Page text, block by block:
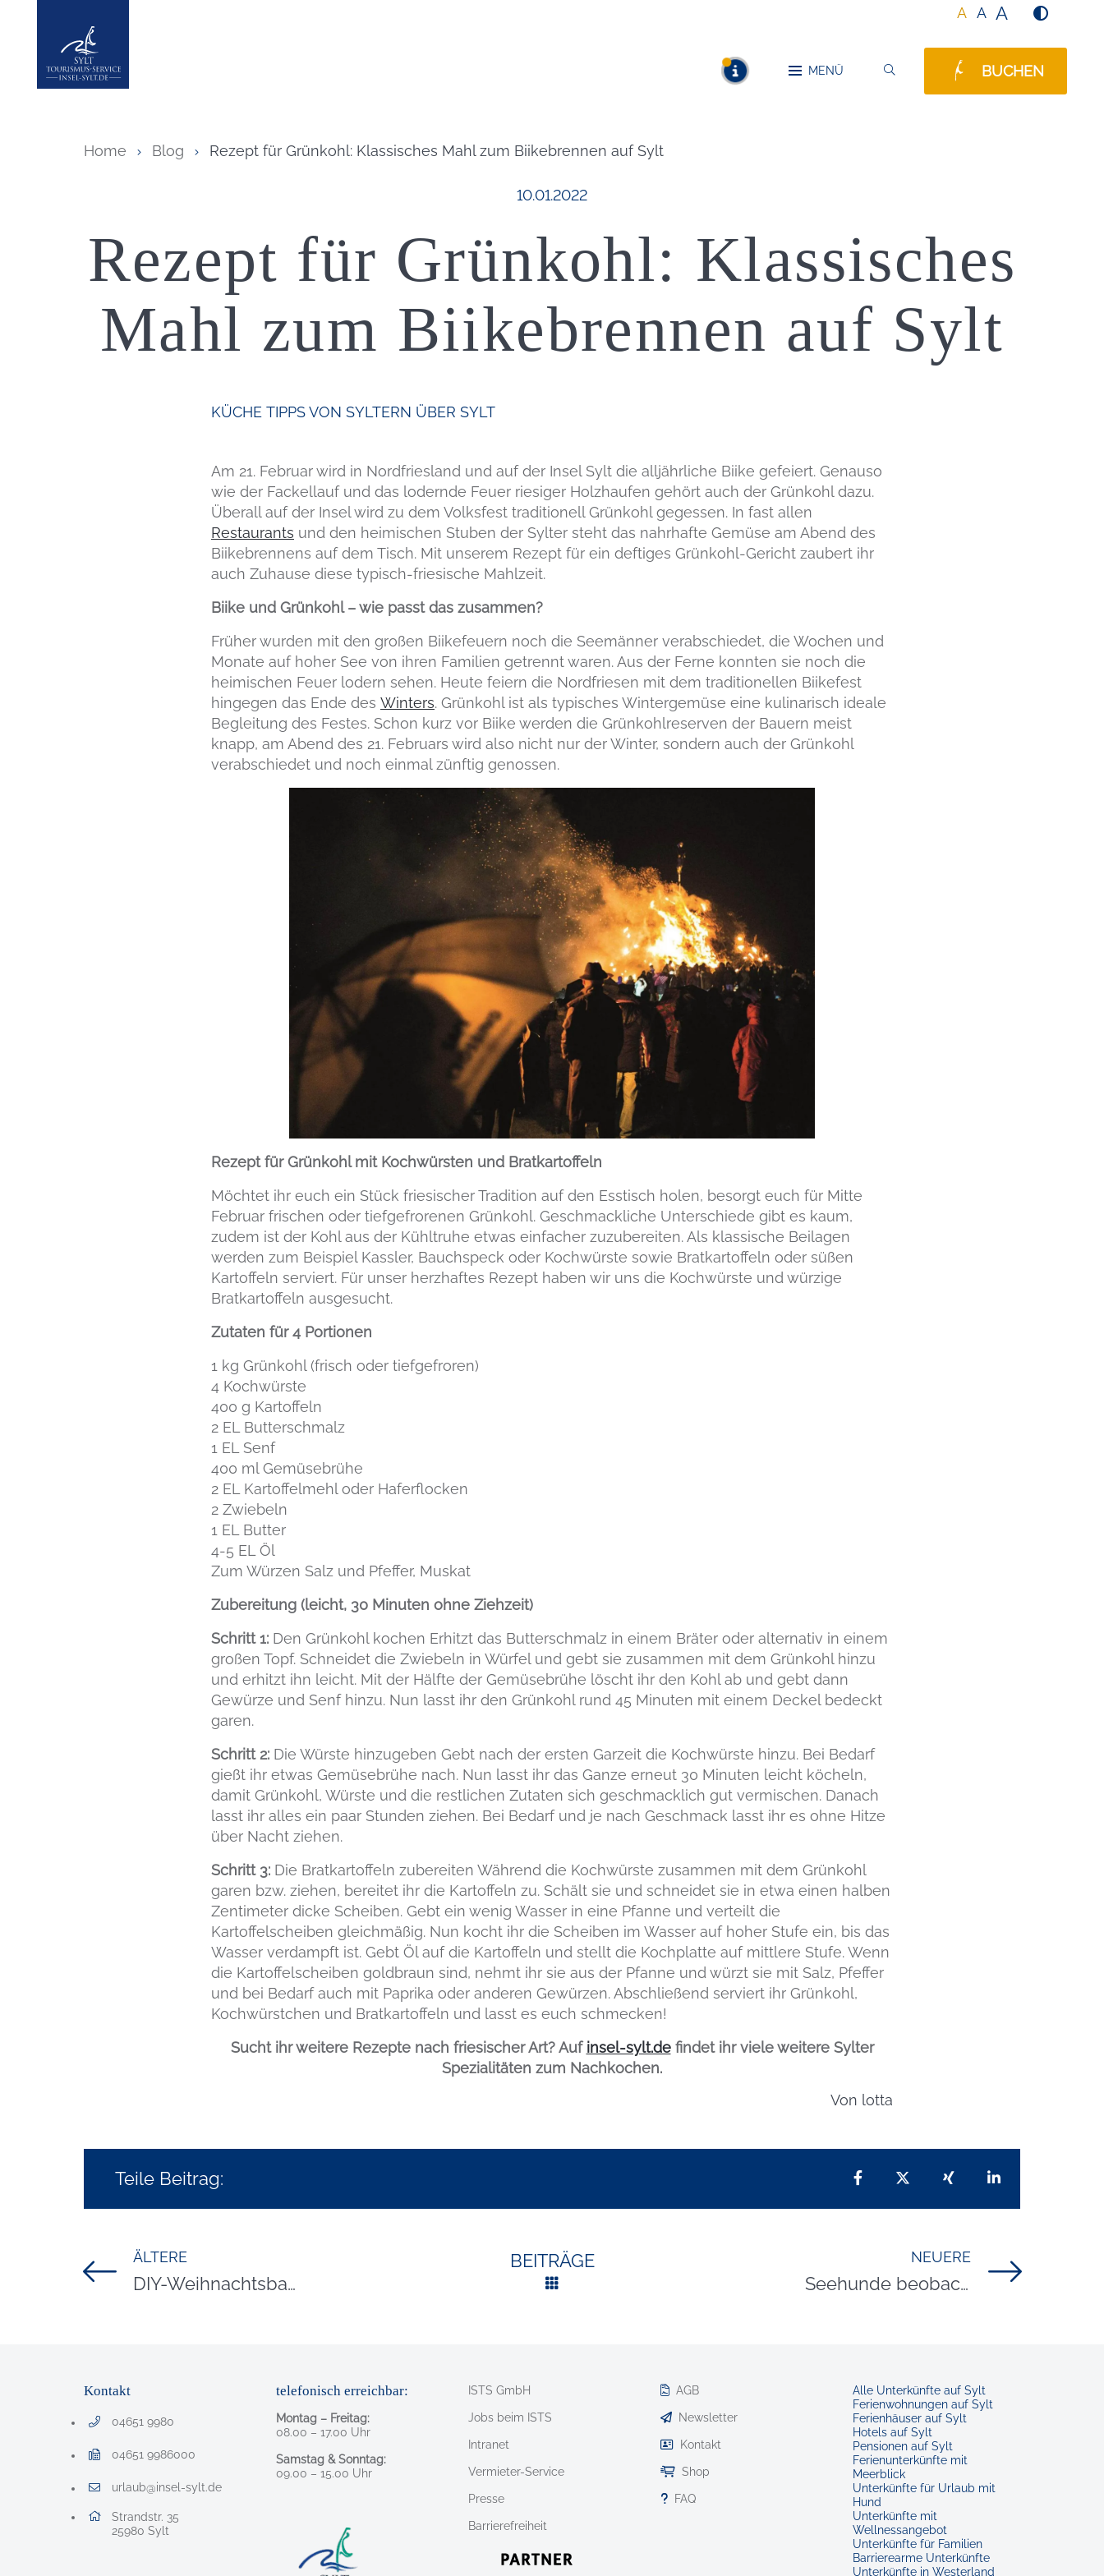
A A A
Insel Sylt MENÜ BUCHEN
Home Blog Rezept für Grünkohl: Klassisches Mahl zum Biikebrennen auf Sylt
Veröffentlicht am:
10.01.2022
Rezept für Grünkohl: Klassisches
Mahl zum Biikebrennen auf Sylt
KÜCHE TIPPS VON SYLTERN ÜBER SYLT
Am 21. Februar wird in Nordfriesland und auf der Insel Sylt die alljährliche Biike gefeiert. Genauso
wie der Fackellauf und das lodernde Feuer riesiger Holzhaufen gehört auch der Grünkohl dazu.
Überall auf der Insel wird zu dem Volksfest traditionell Grünkohl gegessen. In fast allen
Restaurants und den heimischen Stuben der Sylter steht das nahrhafte Gemüse am Abend des
Biikebrennens auf dem Tisch. Mit unserem Rezept für ein deftiges Grünkohl-Gericht zaubert ihr
auch Zuhause diese typisch-friesische Mahlzeit.
Biike und Grünkohl – wie passt das zusammen?
Früher wurden mit den großen Biikefeuern noch die Seemänner verabschiedet, die Wochen und
Monate auf hoher See von ihren Familien getrennt waren. Aus der Ferne konnten sie noch die
heimischen Feuer lodern sehen. Heute feiern die Nordfriesen mit dem traditionellen Biikefest
hingegen das Ende des Winters. Grünkohl ist als typisches Wintergemüse eine kulinarisch ideale
Begleitung des Festes. Schon kurz vor Biike werden die Grünkohlreserven der Bauern meist
knapp, am Abend des 21. Februars wird also nicht nur der Winter, sondern auch der Grünkohl
verabschiedet und noch einmal zünftig genossen.
Rezept für Grünkohl mit Kochwürsten und Bratkartoffeln
Möchtet ihr euch ein Stück friesischer Tradition auf den Esstisch holen, besorgt euch für Mitte
Februar frischen oder tiefgefrorenen Grünkohl. Geschmackliche Unterschiede gibt es kaum,
zudem ist der Kohl aus der Kühltruhe etwas einfacher zuzubereiten. Als klassische Beilagen
werden zum Beispiel Kassler, Bauchspeck oder Kochwürste sowie Bratkartoffeln oder süßen
Kartoffeln serviert. Für unser herzhaftes Rezept haben wir uns die Kochwürste und würzige
Bratkartoffeln ausgesucht.
Zutaten für 4 Portionen
1 kg Grünkohl (frisch oder tiefgefroren)
4 Kochwürste
400 g Kartoffeln
2 EL Butterschmalz
1 EL Senf
400 ml Gemüsebrühe
2 EL Kartoffelmehl oder Haferflocken
2 Zwiebeln
1 EL Butter
4-5 EL Öl
Zum Würzen Salz und Pfeffer, Muskat
Zubereitung (leicht, 30 Minuten ohne Ziehzeit)
Schritt 1: Den Grünkohl kochen Erhitzt das Butterschmalz in einem Bräter oder alternativ in einem
großen Topf. Schneidet die Zwiebeln in Würfel und gebt sie zusammen mit dem Grünkohl hinzu
und erhitzt ihn leicht. Mit der Hälfte der Gemüsebrühe löscht ihr den Kohl ab und gebt dann
Gewürze und Senf hinzu. Nun lasst ihr den Grünkohl rund 45 Minuten mit einem Deckel bedeckt
garen.
Schritt 2: Die Würste hinzugeben Gebt nach der ersten Garzeit die Kochwürste hinzu. Bei Bedarf
gießt ihr etwas Gemüsebrühe nach. Nun lasst ihr das Ganze erneut 30 Minuten leicht köcheln,
damit Grünkohl, Würste und die restlichen Zutaten sich geschmacklich gut vermischen. Danach
lasst ihr alles ein paar Stunden ziehen. Bei Bedarf und je nach Geschmack lasst ihr es ohne Hitze
über Nacht ziehen.
Schritt 3: Die Bratkartoffeln zubereiten Während die Kochwürste zusammen mit dem Grünkohl
garen bzw. ziehen, bereitet ihr die Kartoffeln zu. Schält sie und schneidet sie in etwa einen halben
Zentimeter dicke Scheiben. Gebt ein wenig Wasser in eine Pfanne und verteilt die
Kartoffelscheiben gleichmäßig. Nun kocht ihr die Scheiben im Wasser auf hoher Stufe ein, bis das
Wasser verdampft ist. Gebt Öl auf die Kartoffeln und stellt die Kochplatte auf mittlere Stufe. Wenn
die Kartoffelscheiben goldbraun sind, nehmt ihr sie aus der Pfanne und würzt sie mit Salz, Pfeffer
und bei Bedarf auch mit Paprika oder anderen Gewürzen. Abschließend serviert ihr Grünkohl,
Kochwürstchen und Bratkartoffeln und lasst es euch schmecken!
Sucht ihr weitere Rezepte nach friesischer Art?Aufinsel-sylt.defindet ihr viele weitere Sylter
Spezialitäten zum Nachkochen.
Von lotta
Teile Beitrag: Teilen auf Facebook
Teilen auf XTeilen auf Xing
Teilen auf
ÄLTERE
Titel für Beitrag
DIY-Weihnachtsbaumschmuck
BEITRÄGE NEUERE
Titel für Beitrag
Seehunde beobachten auf Sylt
Kontakt
04651 9980
Telefonnummer: 0 4 6 5 1 9 9 8 0
04651 9986000
Faxnummer: 0 4 6 5 1 9 9 8 6 0 0 0
urlaub@insel-sylt.de
E-Mail Adresse: urlaub@insel-sylt.de
Adresse:
Strandstr. 35
25980 , 2 5 9 8 0
Sylt
telefonisch erreichbar:
Montag – Freitag:
08.00 – 17.00 Uhr
Samstag & Sonntag:
09.00 – 15.00 Uhr
ISTS GmbH
Jobs beim ISTS
Intranet
Vermieter-Service
Presse
Barrierefreiheit
AGB
Newsletter
Kontakt
Shop
FAQ
Alle Unterkünfte auf Sylt
Ferienwohnungen auf Sylt
Ferienhäuser auf Sylt
Hotels auf Sylt
Pensionen auf Sylt
Ferienunterkünfte mit
Meerblick
Unterkünfte für Urlaub mit
Hund
Unterkünfte mit
Wellnessangebot
Unterkünfte für Familien
Barrierearme Unterkünfte
Unterkünfte in Westerland